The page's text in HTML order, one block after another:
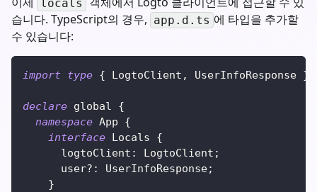
locals
습니다. TypeScript의 경우, app.d.ts 에 타입을 추가할
수 있습니다:
import type { LogtoClient , UserInfoResponse }
declare global {
namespace App {
interface Locals
{
      logtoClient
: LogtoClient ;
      user
? : UserInfoResponse;
}